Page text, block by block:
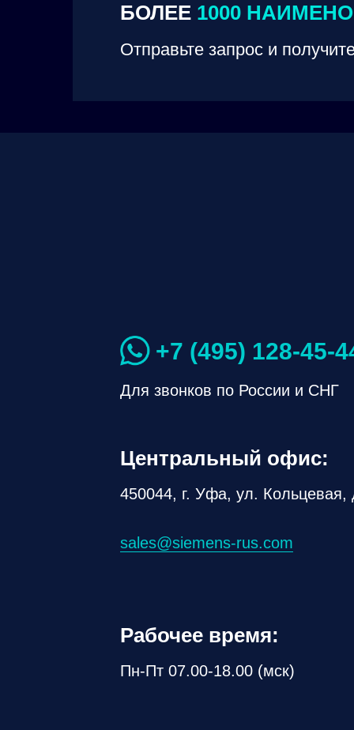
БОЛЕЕ 1000
Отправьте запрос и
Для звонков по России и СНГ
+7 (495) 128-45-
450044, г. Уфа, ул. Кольцевая,
sales@siemens-rus.com
Центральный офис:
Пн-Пт 07.00-18.00 (мск)
Рабочее время: